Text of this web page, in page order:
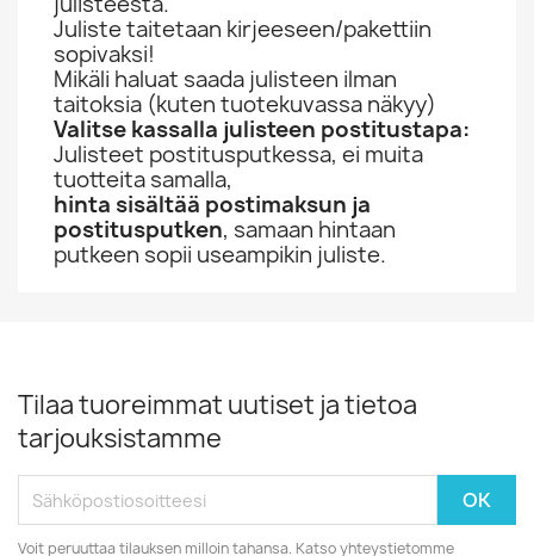
Juliste taitetaan kirjeeseen/pakettiin
sopivaksi!
Mikäli haluat saada julisteen ilman
taitoksia (kuten tuotekuvassa näkyy)
Valitse kassalla julisteen postitustapa:
Julisteet postitusputkessa, ei muita
tuotteita samalla,
hinta sisältää postimaksun ja
postitusputken, samaan hintaan
putkeen sopii useampikin juliste.
Tilaa tuoreimmat uutiset ja tietoa
tarjouksistamme
Voit peruuttaa tilauksen milloin tahansa. Katso yhteystietomme